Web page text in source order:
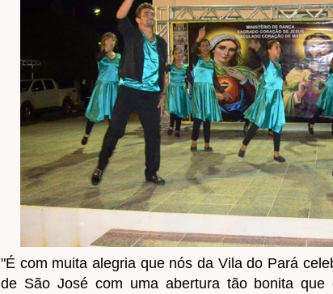
"É com muita alegria que nós da Vila do Pará
de São José com uma abertura tão bonita